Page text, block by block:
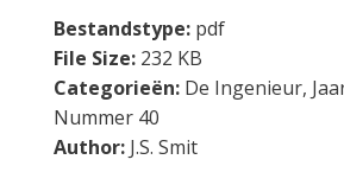
Bestandstype: pdf
File Size: 232 KB
Categorieën: De Ingenieur,
Nummer 40
Author: J.S. Smit